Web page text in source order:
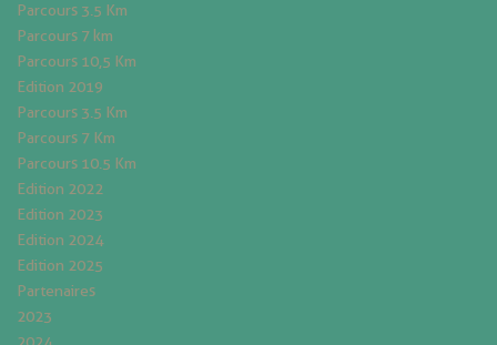
Parcours 3.5 Km
Parcours 7 km
Parcours 10,5 Km
Edition 2019
Parcours 3.5 Km
Parcours 7 Km
Parcours 10.5 Km
Edition 2022
Edition 2023
Edition 2024
Edition 2025
Partenaires
2023